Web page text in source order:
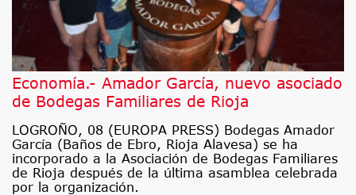
Economía.- Amador García, nuevo asociado
de Bodegas Familiares de Rioja
LOGROÑO, 08 (EUROPA PRESS) Bodegas Amador
García (Baños de Ebro, Rioja Alavesa) se ha
incorporado a la Asociación de Bodegas Familiares
de Rioja después de la última asamblea celebrada
por la organización.